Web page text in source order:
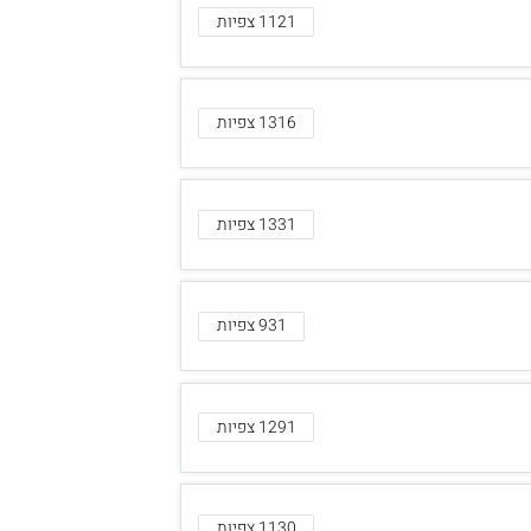
1121 צפיות
1316 צפיות
1331 צפיות
931 צפיות
1291 צפיות